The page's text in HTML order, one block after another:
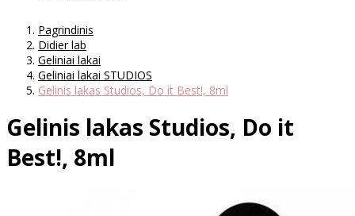
Pagrindinis
Didier lab
Geliniai lakai
Geliniai lakai STUDIOS
Gelinis lakas Studios, Do it Best!, 8ml
Gelinis lakas Studios, Do it
Best!, 8ml